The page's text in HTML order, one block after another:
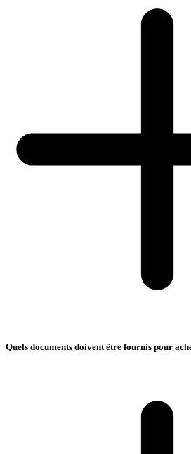
Quels documents doivent être fournis pour